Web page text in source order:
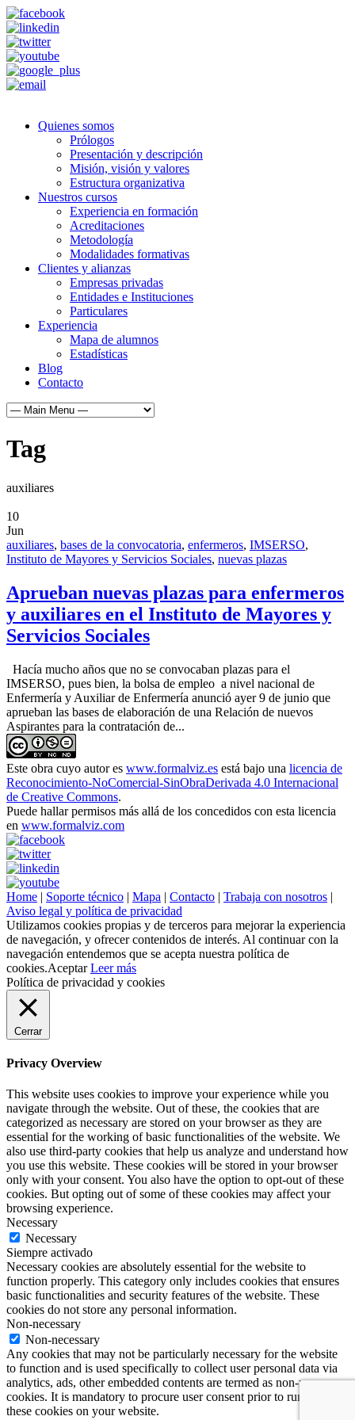
Quienes somos
Prólogos
Presentación y descripción
Misión, visión y valores
Estructura organizativa
Nuestros cursos
Experiencia en formación
Acreditaciones
Metodología
Modalidades formativas
Clientes y alianzas
Empresas privadas
Entidades e Instituciones
Particulares
Experiencia
Mapa de alumnos
Estadísticas
Blog
Contacto
Tag
auxiliares
10
Jun
auxiliares, bases de la convocatoria, enfermeros, IMSERSO,
Instituto de Mayores y Servicios Sociales, nuevas plazas
Aprueban nuevas plazas para enfermeros
y auxiliares en el Instituto de Mayores y
Servicios Sociales
Hacía mucho años que no se convocaban plazas para el
IMSERSO, pues bien, la bolsa de empleo a nivel nacional de
Enfermería y Auxiliar de Enfermería anunció ayer 9 de junio que
aprueban las bases de elaboración de una Relación de nuevos
Aspirantes para la contratación de...
Este obra cuyo autor es www.formalviz.es está bajo una licencia de
Reconocimiento-NoComercial-SinObraDerivada 4.0 Internacional
de Creative Commons.
Puede hallar permisos más allá de los concedidos con esta licencia
en www.formalviz.com
Home | Soporte técnico | Mapa | Contacto | Trabaja con nosotros |
Aviso legal y política de privacidad
Utilizamos cookies propias y de terceros para mejorar la experiencia
de navegación, y ofrecer contenidos de interés. Al continuar con la
navegación entendemos que se acepta nuestra política de
cookies.Aceptar Leer más
Política de privacidad y cookies
Cerrar
Privacy Overview
This website uses cookies to improve your experience while you
navigate through the website. Out of these, the cookies that are
categorized as necessary are stored on your browser as they are
essential for the working of basic functionalities of the website. We
also use third-party cookies that help us analyze and understand how
you use this website. These cookies will be stored in your browser
only with your consent. You also have the option to opt-out of these
cookies. But opting out of some of these cookies may affect your
browsing experience.
Necessary
Necessary
Siempre activado
Necessary cookies are absolutely essential for the website to
function properly. This category only includes cookies that ensures
basic functionalities and security features of the website. These
cookies do not store any personal information.
Non-necessary
Non-necessary
Any cookies that may not be particularly necessary for the website
to function and is used specifically to collect user personal data via
analytics, ads, other embedded contents are termed as non-necessary
cookies. It is mandatory to procure user consent prior to running
these cookies on your website.